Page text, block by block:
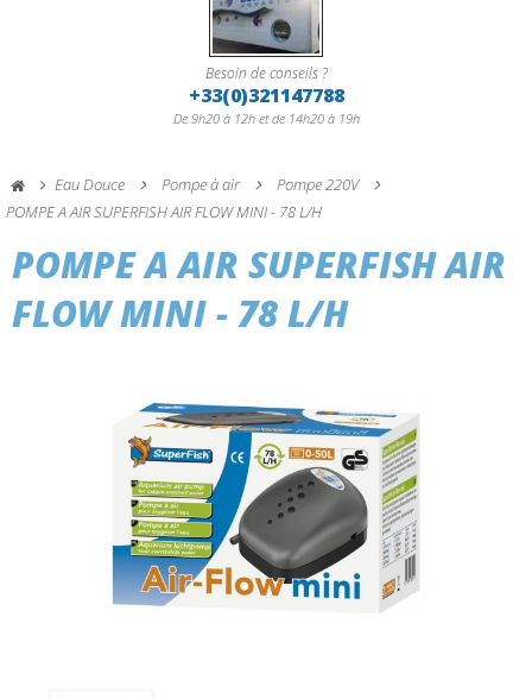
Besoin de conseils ?
+33(0)321147788
De 9h20 à 12h et de 14h20 à 19h
Eau Douce Pompe à air
Pompe 220V
POMPE A AIR SUPERFISH AIR FLOW MINI - 78 L/H
POMPE A AIR SUPERFISH AIR
FLOW MINI - 78 L/H